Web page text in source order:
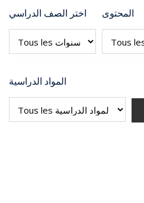
اختر الصف الدراسي المحتوى
المواد الدراسية